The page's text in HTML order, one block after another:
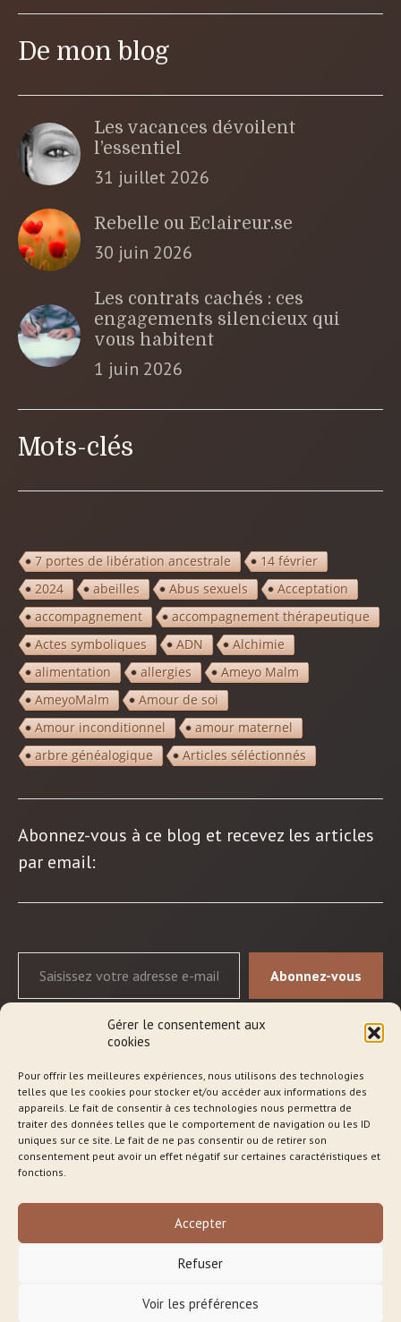
Gérer le consentement aux
cookies
Pour offrir les meilleures expériences, nous utilisons des technologies
telles que les cookies pour stocker et/ou accéder aux informations des
appareils. Le fait de consentir à ces technologies nous permettra de
traiter des données telles que le comportement de navigation ou les ID
uniques sur ce site. Le fait de ne pas consentir ou de retirer son
consentement peut avoir un effet négatif sur certaines caractéristiques et
fonctions.
Accepter
Refuser
Voir les préférences
De mon blog
Les vacances dévoilent
l’essentiel
31 juillet 2026
Rebelle ou Eclaireur.se
30 juin 2026
Les contrats cachés : ces
engagements silencieux qui
vous habitent
1 juin 2026
Mots-clés
7 portes de libération ancestrale
14 février
2024
abeilles Abus sexuels
Acceptation
accompagnement
accompagnement thérapeutique
Actes symboliques
ADN
Alchimie
alimentation
allergies
Ameyo Malm
AmeyoMalm
Amour de soi
Amour inconditionnel
amour maternel
arbre généalogique
Articles séléctionnés
Abonnez-vous à ce blog et recevez les articles
par email:
Abonnez-vous
Qui suis-je ?
Les séances
Approche
Blog
Boutique en ligne
Contact